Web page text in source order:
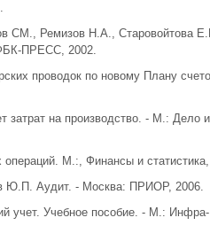
СМ., Ремизов Н.А., Старовойтова
ПРЕСС, 2002.
проводок по новому Плану
затрат на производство. - М.: Дело и
М.:, Финансы и
Ю.П. Аудит. - Москва: ПРИОР, 2006.
учет. Учебное пособие. - М.: